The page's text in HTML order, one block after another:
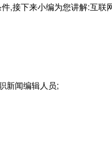
,接下来小编为您讲解:互联
新闻编辑人员;